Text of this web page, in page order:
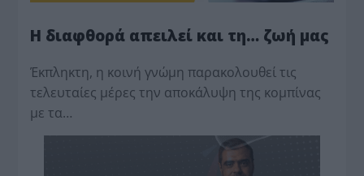
Η διαφθορά απειλεί και τη… ζωή μας
Έκπληκτη, η κοινή γνώμη παρακολουθεί τις
τελευταίες μέρες την αποκάλυψη της κο­μπίνας
με τα…